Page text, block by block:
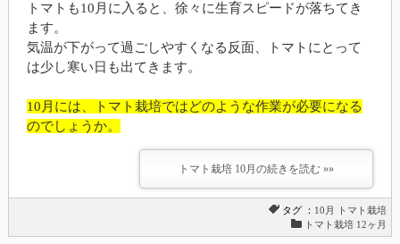
トマトも10月に入ると、徐々に生育スピードが落ちてき
ます。
気温が下がって過ごしやすくなる反面、トマトにとって
は少し寒い日も出てきます。
10月には、トマト栽培ではどのような作業が必要になる
のでしょうか。
トマト栽培 10月の続きを読む »»
タグ ： 10月
トマト栽培
トマト栽培 12ヶ月